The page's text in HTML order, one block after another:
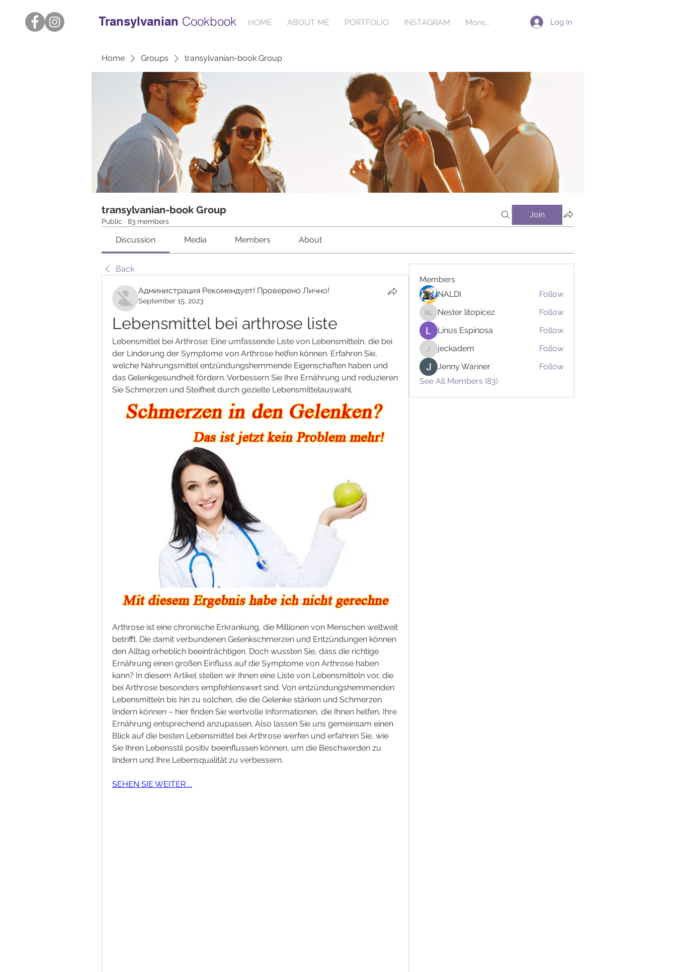
HOME ABOUT ME PORTFOLIO INSTAGRAM More...
Transylvanian Cookbook Log In
Home Groups transylvanian-book Group
transylvanian-book Group
Public · 83 members
Join
Discussion Media Members About
Back
Администрация Рекомендует! Проверено Лично!
September 15, 2023
Lebensmittel bei arthrose liste
Lebensmittel bei Arthrose: Eine umfassende Liste von Lebensmitteln, die bei
der Linderung der Symptome von Arthrose helfen können. Erfahren Sie,
welche Nahrungsmittel entzündungshemmende Eigenschaften haben und
das Gelenkgesundheit fördern. Verbessern Sie Ihre Ernährung und reduzieren
Sie Schmerzen und Steifheit durch gezielte Lebensmittelauswahl.
Arthrose ist eine chronische Erkrankung, die Millionen von Menschen weltweit
betrifft. Die damit verbundenen Gelenkschmerzen und Entzündungen können
den Alltag erheblich beeinträchtigen. Doch wussten Sie, dass die richtige
Ernährung einen großen Einfluss auf die Symptome von Arthrose haben
kann? In diesem Artikel stellen wir Ihnen eine Liste von Lebensmitteln vor, die
bei Arthrose besonders empfehlenswert sind. Von entzündungshemmenden
Lebensmitteln bis hin zu solchen, die die Gelenke stärken und Schmerzen
lindern können – hier finden Sie wertvolle Informationen, die Ihnen helfen, Ihre
Ernährung entsprechend anzupassen. Also lassen Sie uns gemeinsam einen
Blick auf die besten Lebensmittel bei Arthrose werfen und erfahren Sie, wie
Sie Ihren Lebensstil positiv beeinflussen können, um die Beschwerden zu
lindern und Ihre Lebensqualität zu verbessern.
SEHEN SIE WEITER ...
Members
NALDI
Follow
Nester litopicez
Nester litopicez
Follow
Linus Espinosa
Follow
jeckadem
jeckadem
Follow
Jenny Wariner
Follow
See All Members (83)